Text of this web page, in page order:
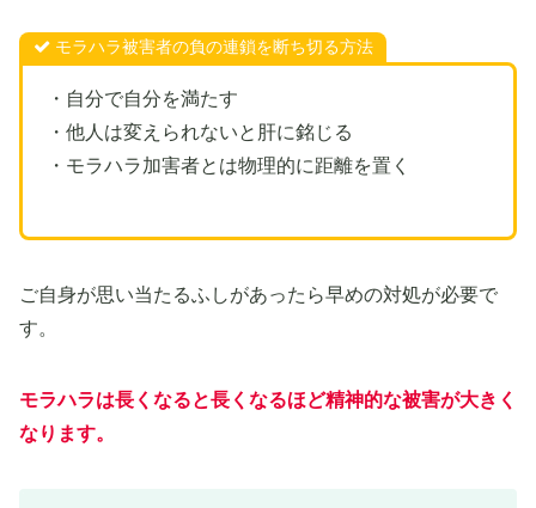
モラハラ被害者の負の連鎖を断ち切る方法
・自分で自分を満たす
・他人は変えられないと肝に銘じる
・モラハラ加害者とは物理的に距離を置く
ご自身が思い当たるふしがあったら早めの対処が必要で
す。
モラハラは長くなると長くなるほど精神的な被害が大きく
なります。